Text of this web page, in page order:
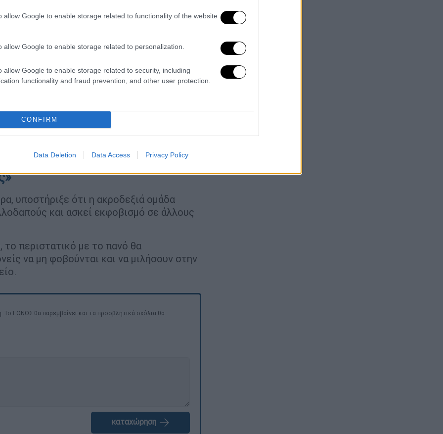
allow Google to enable storage related to functionality of the website
allow Google to enable storage related to personalization.
allow Google to enable storage related to security, including
functionality and fraud prevention, and other user protection.
CONFIRM
Data Deletion Data Access Privacy Policy
υποστήριξε ότι η ακροδεξιά ομάδα
και ασκεί εκφοβισμό σε άλλους
περιστατικό με το πανό θα
να μη φοβούνται και να μιλήσουν στην
ΕΘΝΟΣ θα παρεμβαίνει και τα προσβλητικά σχόλια θα
καταχώρηση